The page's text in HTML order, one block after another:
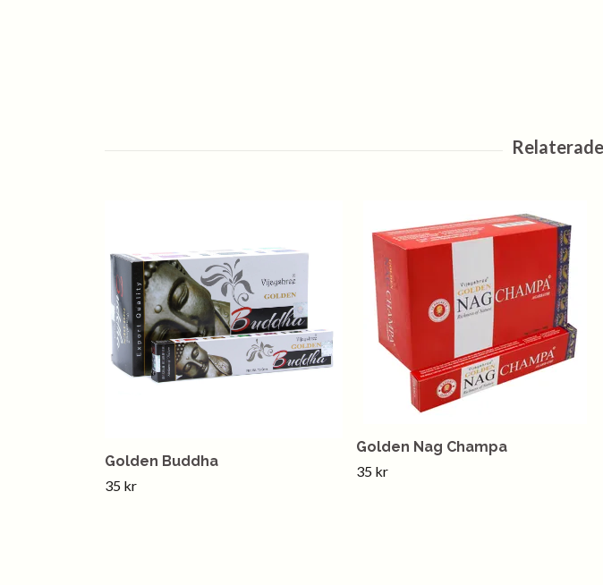
Golden Buddha
35 kr
Golden Nag Champa
35 kr